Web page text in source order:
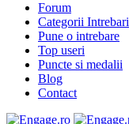
Forum
Categorii Intrebari
Pune o intrebare
Top useri
Puncte si medalii
Blog
Contact